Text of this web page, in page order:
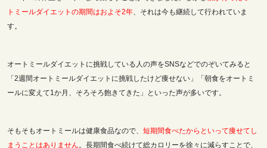
トミールダイエットの期間はおよそ2年、それは今も継続して行われていま
す。
オートミールダイエットに挑戦している人の声をSNSなどでのぞいてみると
「2週間オートミールダイエットに挑戦したけど痩せない」「朝食をオートミ
ールに変えて1か月、そろそろ飽きてきた」といった声が多いです。
そもそもオートミールは健康食品なので、 短期間食べたからといって痩せてし
まうことはありません。長期間食べ続けて総カロリーを徐々に減らすことで、